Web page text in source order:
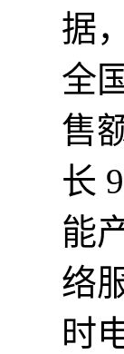
据
全
售
长
能
络
时